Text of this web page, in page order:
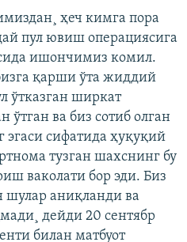
ҳеч кимга пора
пул ювиш операциясига
ишончимиз комил.
қарши ўта жиддий
ўтказган ширкат
ўтган ва биз сотиб олган
эгаси сифатида ҳуқуқий
тузган шахснинг бу
ваколати бор эди. Биз
шулар аниқланди ва
дейди 20 сентябр
билан матбуот